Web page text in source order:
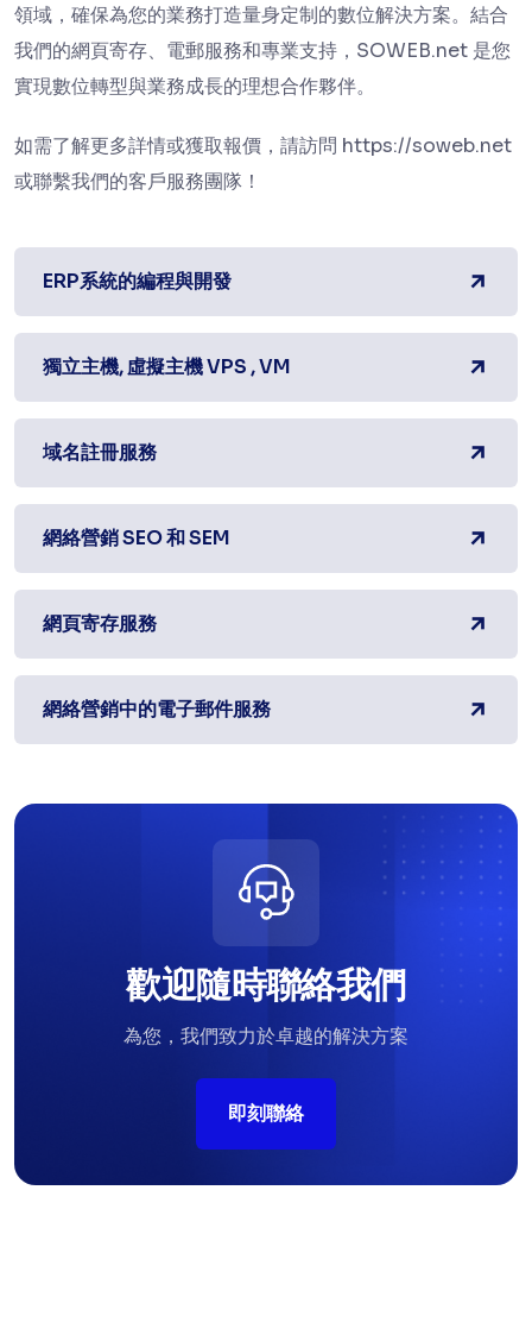
領域，確保為您的業務打造量身定制的數位解決方案。結合
我們的網頁寄存、電郵服務和專業支持，SOWEB.net 是您
實現數位轉型與業務成長的理想合作夥伴。
如需了解更多詳情或獲取報價，請訪問 https://soweb.net
或聯繫我們的客戶服務團隊！
ERP系統的編程與開發
獨立主機, 虛擬主機 VPS , VM
域名註冊服務
網絡營銷 SEO 和 SEM
網頁寄存服務
網絡營銷中的電子郵件服務
歡迎隨時聯絡我們
為您，我們致力於卓越的解決方案
即刻聯絡